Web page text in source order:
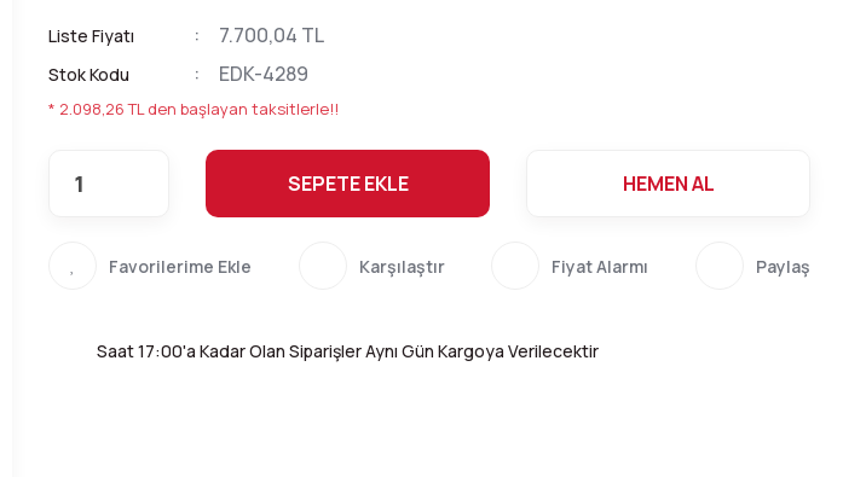
Liste Fiyatı 7.700,04 TL
Stok Kodu EDK-4289
* 2.098,26 TL den başlayan taksitlerle!!
SEPETE EKLE HEMEN AL
Karşılaştır Fiyat Alarmı Paylaş
Saat 17:00'a Kadar Olan Siparişler Aynı Gün Kargoya Verilecektir